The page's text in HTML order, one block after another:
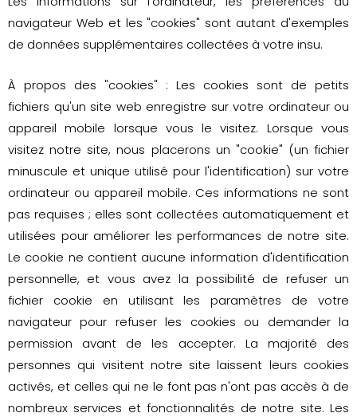
navigateur Web et les "cookies" sont autant d'exemples
de données supplémentaires collectées à votre insu.
À propos des "cookies" : Les cookies sont de petits
fichiers qu'un site web enregistre sur votre ordinateur ou
appareil mobile lorsque vous le visitez. Lorsque vous
visitez notre site, nous placerons un "cookie" (un fichier
minuscule et unique utilisé pour l'identification) sur votre
ordinateur ou appareil mobile. Ces informations ne sont
pas requises ; elles sont collectées automatiquement et
utilisées pour améliorer les performances de notre site.
Le cookie ne contient aucune information d'identification
personnelle, et vous avez la possibilité de refuser un
fichier cookie en utilisant les paramètres de votre
navigateur pour refuser les cookies ou demander la
permission avant de les accepter. La majorité des
personnes qui visitent notre site laissent leurs cookies
activés, et celles qui ne le font pas n'ont pas accès à de
nombreux services et fonctionnalités de notre site. Les